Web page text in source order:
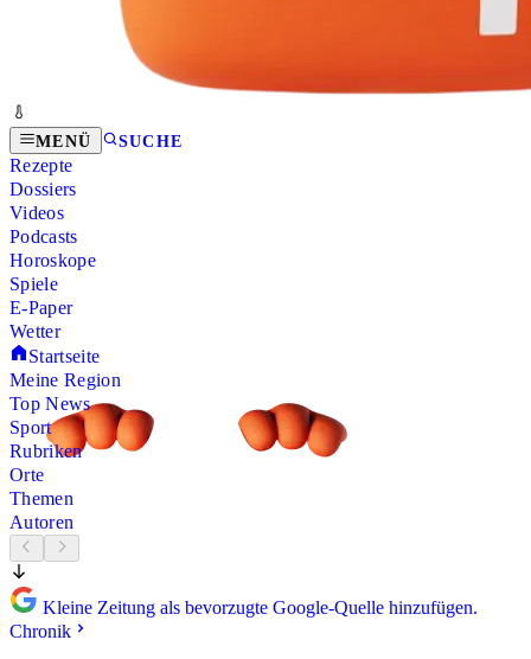
MENÜ SUCHE
Rezepte
Dossiers
Videos
Podcasts
Horoskope
Spiele
E-Paper
Wetter
Startseite
Meine Region
Top News
Sport
Rubriken
Orte
Themen
Autoren
Kleine Zeitung als bevorzugte Google-Quelle hinzufügen.
Chronik